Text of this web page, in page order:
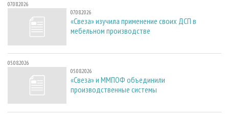
07.08.2026
07.08.2026
«Свеза» изучила применение своих ДСП в
мебельном производстве
05.08.2026
05.08.2026
«Свеза» и ММПОФ объединили
производственные системы